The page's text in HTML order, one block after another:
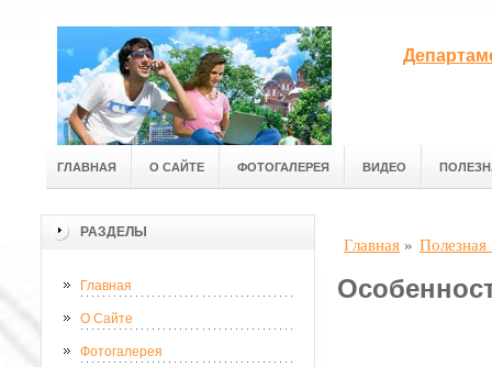
ГЛАВНАЯ О САЙТЕ ФОТОГАЛЕРЕЯ ВИДЕО
РАЗДЕЛЫ
Главная
О Сайте
Фотогалерея
Главная »